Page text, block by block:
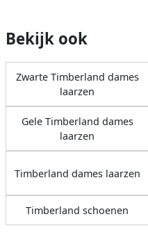
Bekijk ook
Zwarte Timberland dames
laarzen
Gele Timberland dames
laarzen
Timberland dames laarzen
Timberland schoenen